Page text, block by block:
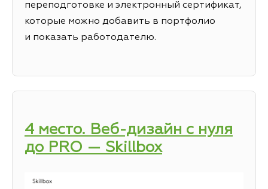
переподготовке и электронный сертификат,
которые можно добавить в портфолио
и показать работодателю.
4 место. Веб-дизайн с нуля
до PRO — Skillbox